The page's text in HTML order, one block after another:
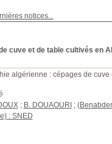
notices...
cuve et de table cultivés en
algérienne : cépages de
; B. DOUAOURI ;
: SNED